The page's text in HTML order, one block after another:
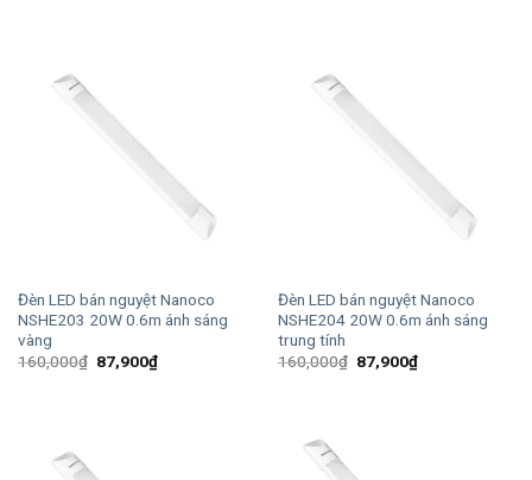
Đèn LED bán nguyệt Nanoco
NSHE203 20W 0.6m ánh sáng
vàng
160,000₫ Giá
gốc
87,900₫Giá
hiện
Đèn LED bán nguyệt Nanoco
NSHE204 20W 0.6m ánh sáng
trung tính
160,000₫ Giá
gốc
87,900₫Giá
hiện